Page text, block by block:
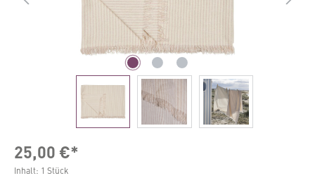
25,00 €*
Inhalt: 1 Stück